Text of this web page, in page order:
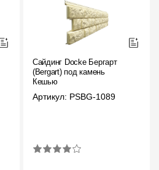
Сайдинг Docke Бергарт
(Bergart) под камень
Кешью
Артикул: PSBG-1089